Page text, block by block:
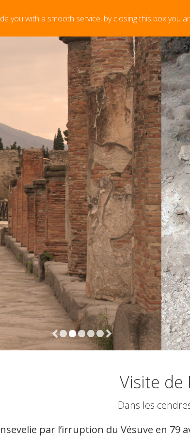
de
€300
Coût de la
par 5
personne
you with a smooth service, by closing this box you
Visite de
Dans les
par l’irruption du Vésuve en 79
des réservations de dernière minute veuillez
please add items in the